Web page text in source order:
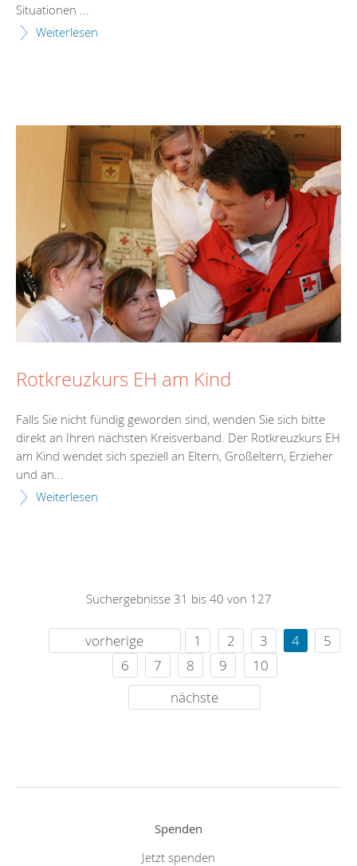
Situationen ...
Weiterlesen
Rotkreuzkurs EH am Kind
Falls Sie nicht fündig geworden sind, wenden Sie sich bitte
direkt an Ihren nächsten Kreisverband. Der Rotkreuzkurs EH
am Kind wendet sich speziell an Eltern, Großeltern, Erzieher
und an...
Weiterlesen
Suchergebnisse 31 bis 40 von 127
vorherige 1 2 3 4
5
6
7 8 9
10
nächste
Spenden
Jetzt spenden